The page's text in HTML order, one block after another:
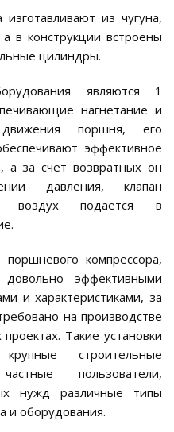
изготавливают из чугуна,
в конструкции встроены
цилиндры.
являются 1
нагнетание и
поршня, его
эффективное
а за счет возвратных он
давления, клапан
воздух подается в
компрессора,
эффективными
и характеристиками, за
на производстве
Такие установки
строительные
пользователи,
нужд различные типы
и оборудования.